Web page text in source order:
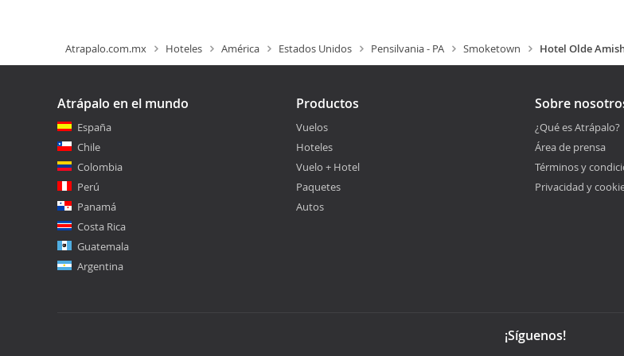
Atrapalo.com.mx Hoteles América Estados Unidos Pensilvania - PA Smoketown Hotel Olde
Atrápalo en el mundo
España
Chile
Colombia
Perú
Panamá
Costa Rica
Guatemala
Argentina
Productos
Vuelos
Hoteles
Vuelo + Hotel
Paquetes
Autos
Sobre
¿Qué es Atrápalo?
Área de prensa
Términos y
Privacidad y
¡Síguenos!